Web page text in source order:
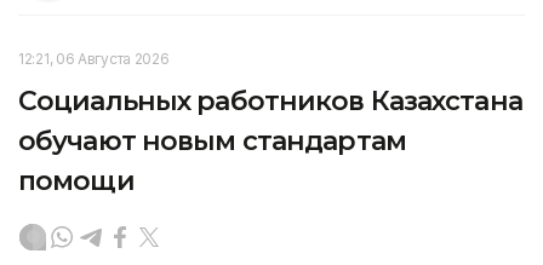
12:21, 06 Августа 2026
Социальных работников Казахстана
обучают новым стандартам
помощи